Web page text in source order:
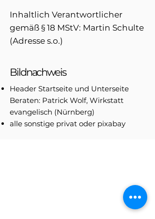
Inhaltlich Verantwortlicher
gemäß § 18 MStV: Martin Schulte
(Adresse s.o.)
Bildnachweis
Header Startseite und Unterseite
Beraten: Patrick Wolf, Wirkstatt
evangelisch (Nürnberg)
alle sonstige privat oder pixabay